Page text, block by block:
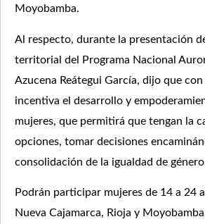
Moyobamba.
Al respecto, durante la presentación
territorial del Programa Nacional
Azucena Reátegui García, dijo que
incentiva el desarrollo y
mujeres, que permitirá que tengan la
opciones, tomar decisiones
consolidación de la igualdad de
Podrán participar mujeres de 14 a 24
Nueva Cajamarca, Rioja y